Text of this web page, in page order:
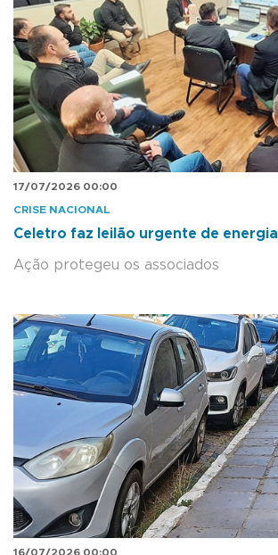
17/07/2026 00:00
CRISE NACIONAL
Celetro faz leilão urgente de energia
Ação protegeu os associados
16/07/2026 00:00